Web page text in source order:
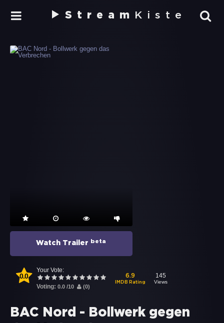
Stream Kiste
Watch Trailer beta
0.0
Your Vote:
Voting: 0.0 /10 (0)
6.9
IMDB Rating
145
Views
BAC Nord - Bollwerk gegen